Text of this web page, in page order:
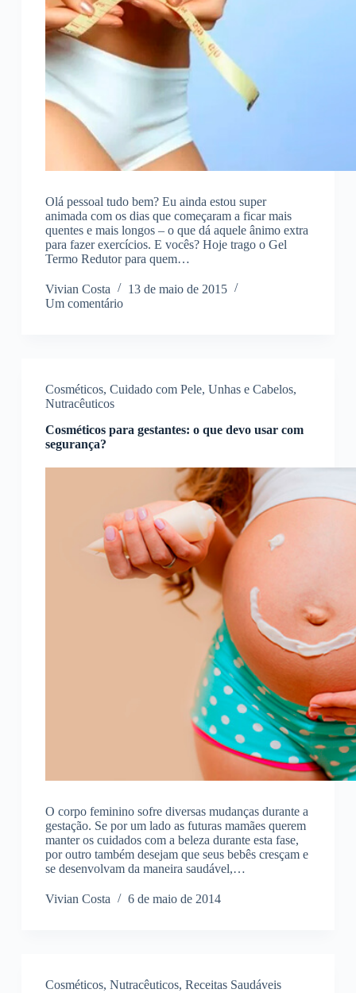
Olá pessoal tudo bem? Eu ainda estou super
animada com os dias que começaram a ficar mais
quentes e mais longos – o que dá aquele ânimo extra
para fazer exercícios. E vocês? Hoje trago o Gel
Termo Redutor para quem…
Vivian Costa
13 de maio de 2015
Um comentário
Cosméticos, Cuidado com Pele, Unhas e Cabelos,
Nutracêuticos
Cosméticos para gestantes: o que devo usar com
segurança?
O corpo feminino sofre diversas mudanças durante a
gestação. Se por um lado as futuras mamães querem
manter os cuidados com a beleza durante esta fase,
por outro também desejam que seus bebês cresçam e
se desenvolvam da maneira saudável,…
Vivian Costa 6 de maio de 2014
Cosméticos, Nutracêuticos, Receitas Saudáveis